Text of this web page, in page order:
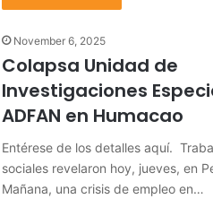
November 6, 2025
Colapsa Unidad de
Investigaciones
ADFAN en Humacao
Entérese de los detalles aquí.
sociales revelaron hoy, jueves, en
Mañana, una crisis de empleo en…